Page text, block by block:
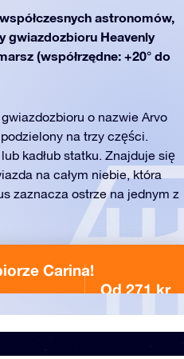
astronomów,
gwiazdozbioru Heavenly
(współrzędne: +20° do
o nazwie Arvo
na trzy części.
kadłub statku. Znajduje się
na całym niebie, która
zaznacza ostrze na jednym z
Carina!
Od 271 kr